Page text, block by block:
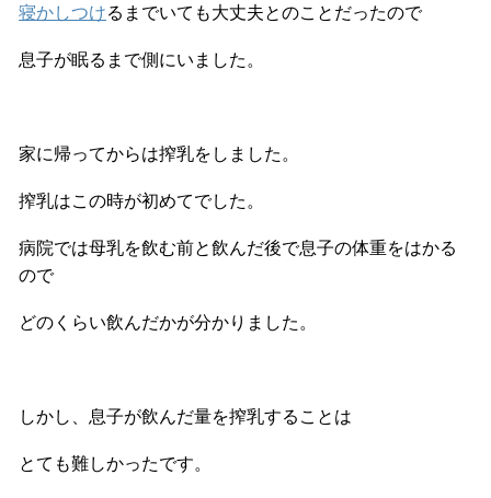
寝かしつけるまでいても大丈夫とのことだったので
息子が眠るまで側にいました。
家に帰ってからは搾乳をしました。
搾乳はこの時が初めてでした。
病院では母乳を飲む前と飲んだ後で息子の体重をはかる
ので
どのくらい飲んだかが分かりました。
しかし、息子が飲んだ量を搾乳することは
とても難しかったです。